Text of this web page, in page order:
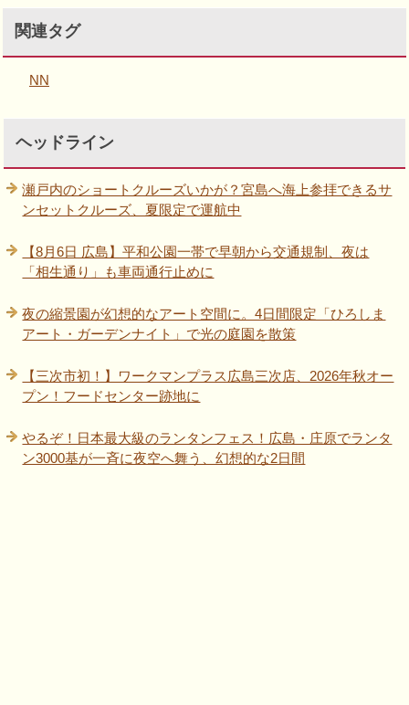
関連タグ
NN
ヘッドライン
瀬戸内のショートクルーズいかが？宮島へ海上参拝できるサ
ンセットクルーズ、夏限定で運航中
【8月6日 広島】平和公園一帯で早朝から交通規制、夜は
「相生通り」も車両通行止めに
夜の縮景園が幻想的なアート空間に。4日間限定「ひろしま
アート・ガーデンナイト」で光の庭園を散策
【三次市初！】ワークマンプラス広島三次店、2026年秋オー
プン！フードセンター跡地に
やるぞ！日本最大級のランタンフェス！広島・庄原でランタ
ン3000基が一斉に夜空へ舞う、幻想的な2日間